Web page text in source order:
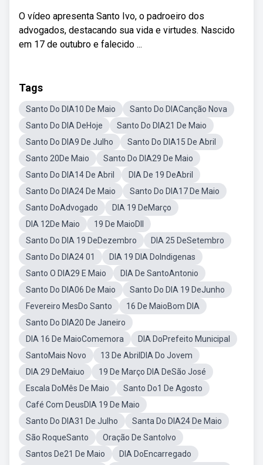
O vídeo apresenta Santo Ivo, o padroeiro dos
advogados, destacando sua vida e virtudes. Nascido
em 17 de outubro e falecido ...
Tags
Santo Do DIA10 De Maio
Santo Do DIACanção Nova
Santo Do DIA DeHoje
Santo Do DIA21 De Maio
Santo Do DIA9 De Julho
Santo Do DIA15 De Abril
Santo 20De Maio
Santo Do DIA29 De Maio
Santo Do DIA14 De Abril
DIA De 19 DeAbril
Santo Do DIA24 De Maio
Santo Do DIA17 De Maio
Santo DoAdvogado
DIA 19 DeMarço
DIA 12De Maio
19 De MaioDII
Santo Do DIA 19 DeDezembro
DIA 25 DeSetembro
Santo Do DIA24 01
DIA 19 DIA DoIndigenas
Santo O DIA29 E Maio
DIA De SantoAntonio
Santo Do DIA06 De Maio
Santo Do DIA 19 DeJunho
Fevereiro MesDo Santo
16 De MaioBom DIA
Santo Do DIA20 De Janeiro
DIA 16 De MaioComemora
DIA DoPrefeito Municipal
SantoMais Novo
13 De AbrilDIA Do Jovem
DIA 29 DeMaiuo
19 De Março DIA DeSão José
Escala DoMês De Maio
Santo Do1 De Agosto
Café Com DeusDIA 19 De Maio
Santo Do DIA31 De Julho
Santa Do DIA24 De Maio
São RoqueSanto
Oração De SantoIvo
Santos De21 De Maio
DIA DoEncarregado